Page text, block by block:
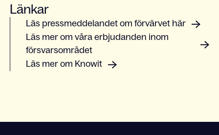
Länkar
Läs pressmeddelandet om förvärvet här
Läs mer om våra erbjudanden inom
försvarsområdet
Läs mer om Knowit